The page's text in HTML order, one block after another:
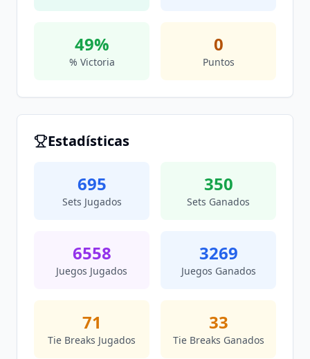
49%
% Victoria
0
Puntos
Estadísticas
695
Sets Jugados
350
Sets Ganados
6558
Juegos Jugados
3269
Juegos Ganados
71
Tie Breaks Jugados
33
Tie Breaks Ganados